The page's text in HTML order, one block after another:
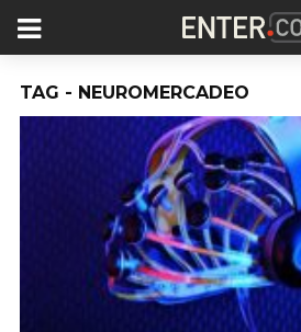
TAG - NEUROMERCADEO